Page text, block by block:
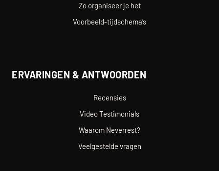
Zo organiseer je het
Voorbeeld-tijdschema’s
ERVARINGEN & ANTWOORDEN
Recensies
Video Testimonials
Waarom Neverrest?
Veelgestelde vragen